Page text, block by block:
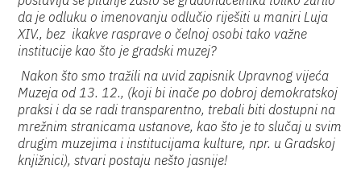
da je odluku o imenovanju odlučio riješiti u maniri Luja
XIV., bez ikakve rasprave o čelnoj osobi tako važne
institucije kao što je gradski muzej?
Nakon što smo tražili na uvid zapisnik Upravnog vijeća
Muzeja od 13. 12., (koji bi inače po dobroj demokratskoj
praksi i da se radi transparentno, trebali biti dostupni na
mrežnim stranicama ustanove, kao što je to slučaj u svim
drugim muzejima i institucijama kulture, npr. u Gradskoj
knjižnici), stvari postaju nešto jasnije!